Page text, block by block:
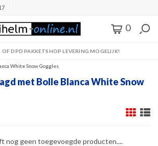
0
OF DPD PAKKETSHOP LEVERING MOGELIJK!
White Snow Goggles
met Bolle Blanca White Snow
nog geen toegevoegde producten....